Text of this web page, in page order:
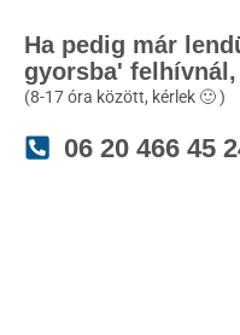
Ha pedig már
gyorsba'
(8-17 óra között, kérlek 🙂 )
06 20 466 45